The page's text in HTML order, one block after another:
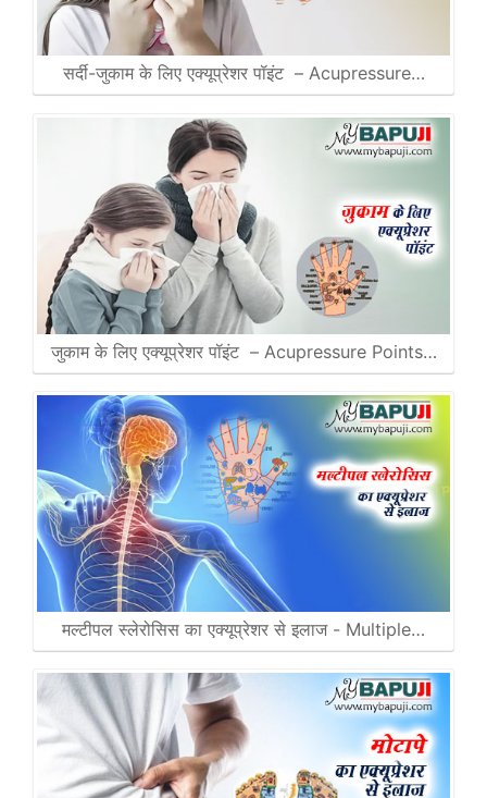
सर्दी-जुकाम के लिए एक्यूप्रेशर पॉइंट – Acupressure…
जुकाम के लिए एक्यूप्रेशर पॉइंट – Acupressure Points…
मल्टीपल स्लेरोसिस का एक्यूप्रेशर से इलाज - Multiple…